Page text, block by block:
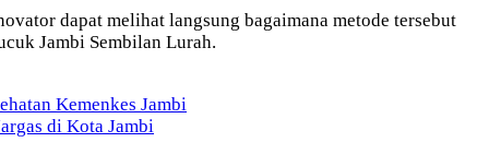
dapat melihat langsung bagaimana metode tersebut
Jambi Sembilan Lurah.
Kemenkes Jambi
di Kota Jambi